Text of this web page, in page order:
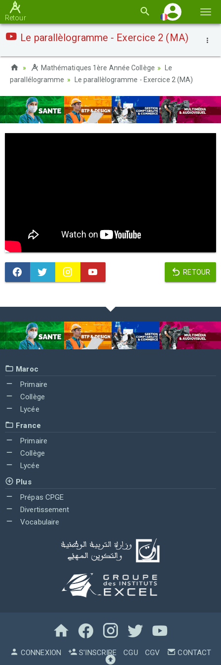
la
Retour
Le parallèlogramme - Exercice 2 (MA)
Mathématiques 1ère Année Collège
Le
parallélogramme
Le parallèlogramme - Exercice 2 (MA)
RETOUR
Maroc
Primaire
Collège
Lycée
France
Primaire
Collège
Lycée
Plus
Prépas CPGE
Divertissement
Vocabulaire
CONNEXION S'INSCRIRE CGU CGV CONTACT